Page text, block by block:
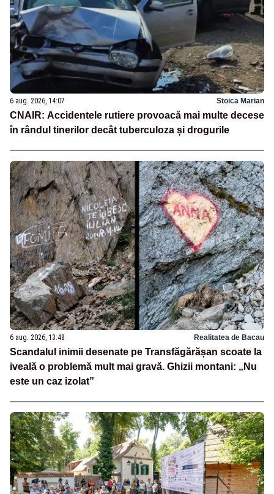
6 aug. 2026, 14:07 Stoica Marian
CNAIR: Accidentele rutiere provoacă mai multe decese
în rândul tinerilor decât tuberculoza și drogurile
6 aug. 2026, 13:48 Realitatea de Bacau
Scandalul inimii desenate pe Transfăgărășan scoate la
iveală o problemă mult mai gravă. Ghizii montani: „Nu
este un caz izolat”